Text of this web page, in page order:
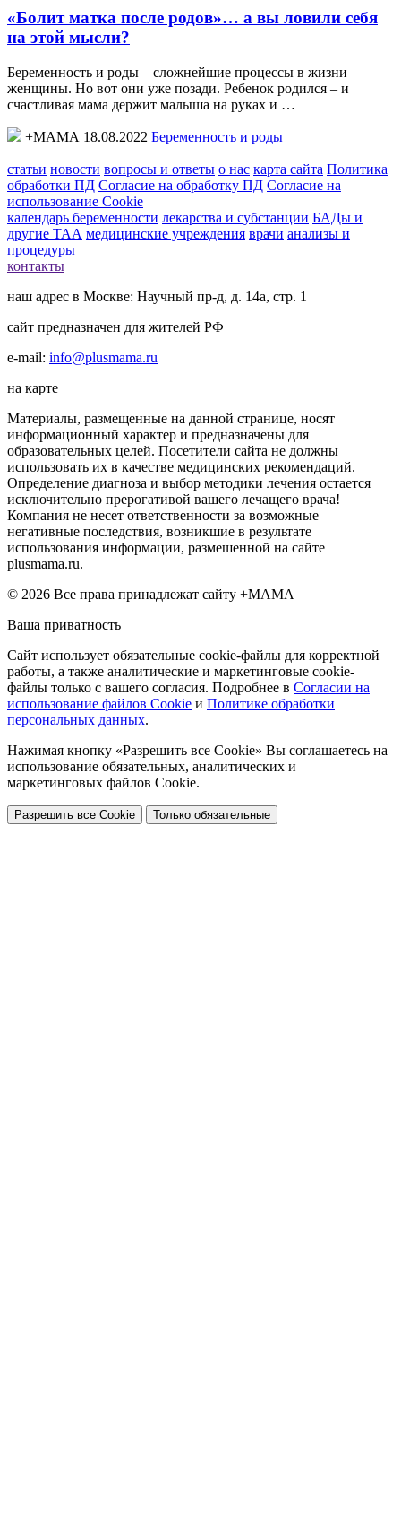
«Болит матка после родов»… а вы ловили себя
на этой мысли?
Беременность и роды – сложнейшие процессы в жизни
женщины. Но вот они уже позади. Ребенок родился – и
счастливая мама держит малыша на руках и …
+МАМА 18.08.2022 Беременность и роды
статьи новости вопросы и ответы о нас карта сайта Политика
обработки ПД Согласие на обработку ПД Согласие на
использование Cookie
календарь беременности лекарства и субстанции БАДы и
другие ТАА медицинские учреждения врачи анализы и
процедуры
контакты
наш адрес в Москве: Научный пр-д, д. 14а, стр. 1
сайт предназначен для жителей РФ
e-mail: info@plusmama.ru
на карте
Материалы, размещенные на данной странице, носят
информационный характер и предназначены для
образовательных целей. Посетители сайта не должны
использовать их в качестве медицинских рекомендаций.
Определение диагноза и выбор методики лечения остается
исключительно прерогативой вашего лечащего врача!
Компания не несет ответственности за возможные
негативные последствия, возникшие в результате
использования информации, размешенной на сайте
plusmama.ru.
© 2026 Все права принадлежат сайту +МАМА
Ваша приватность
Сайт использует обязательные cookie-файлы для корректной
работы, а также аналитические и маркетинговые cookie-
файлы только с вашего согласия. Подробнее в Согласии на
использование файлов Cookie и Политике обработки
персональных данных.
Нажимая кнопку «Разрешить все Cookie» Вы соглашаетесь на
использование обязательных, аналитических и
маркетинговых файлов Cookie.
Разрешить все Cookie Только обязательные